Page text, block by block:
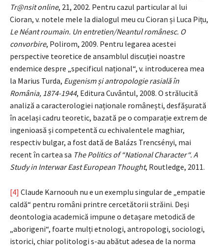
Tr@nsit online, 21, 2002. Pentru cazul particular al lui
Cioran, v. notele mele la dialogul meu cu Cioran și Luca Pițu,
Le Néant roumain. Un entretien/Neantul românesc. O
convorbire, Polirom, 2009. Pentru legarea acestei
perspective teoretice de ansamblul discuției noastre
endemice despre „specificul național“, v. introducerea mea
la Marius Turda, Eugenism și antropologie rasială în
România, 1874-1944, Editura Cuvântul, 2008. O strălucită
analiză a caracterologiei naționale românești, desfășurată
în același cadru teoretic, bazată pe o comparație extrem de
ingenioasă și competentă cu echivalentele maghiar,
respectiv bulgar, a fost dată de Balázs Trencsényi, mai
recent în cartea sa The Politics of “National Character“. A
Study in Interwar East European Thought, Routledge, 2011.
[4] Claude Karnoouh nu e un exemplu singular de „empatie
caldă“ pentru români printre cercetătorii străini. Deși
deontologia academică impune o detașare metodică de
„aborigeni“, foarte mulți etnologi, antropologi, sociologi,
istorici, chiar politologi s-au abătut adesea de la norma